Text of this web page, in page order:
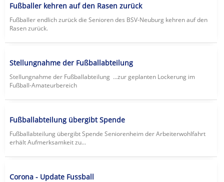
Fußballer kehren auf den Rasen zurück
Fußballer endlich zurück die Senioren des BSV-Neuburg kehren auf den
Rasen zurück.
Stellungnahme der Fußballabteilung
Stellungnahme der Fußballabteilung ...zur geplanten Lockerung im
Fußball-Amateurbereich
Fußballabteilung übergibt Spende
Fußballabteilung übergibt Spende Seniorenheim der Arbeiterwohlfahrt
erhält Aufmerksamkeit zu...
Corona - Update Fussball